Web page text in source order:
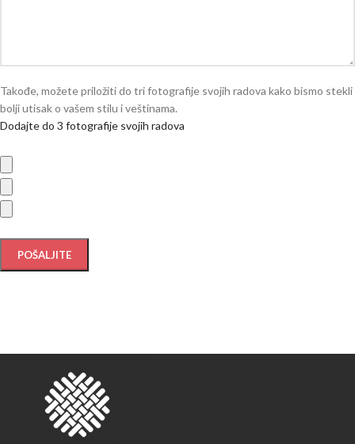
Takođe, možete priložiti do tri fotografije svojih radova kako bismo stekli
bolji utisak o vašem stilu i veštinama.
Dodajte do 3 fotografije svojih radova